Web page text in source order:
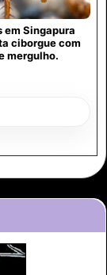
em Singapura
ciborgue com
mergulho.